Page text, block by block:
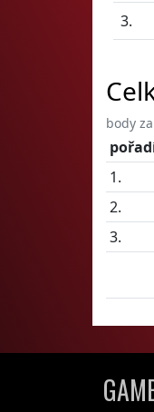
3.
body
1.
2.
3.